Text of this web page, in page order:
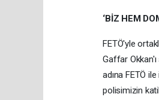
‘BİZ HEM
FETÖ'yle
Gaffar
adına FETÖ
polisimizin